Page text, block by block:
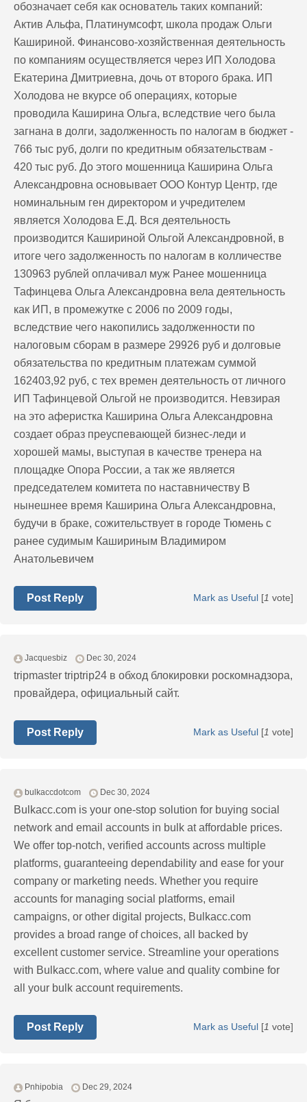
обозначает себя как основатель таких компаний:
Актив Альфа, Платинумсофт, школа продаж Ольги
Кашириной. Финансово-хозяйственная деятельность
по компаниям осуществляется через ИП Холодова
Екатерина Дмитриевна, дочь от второго брака. ИП
Холодова не вкурсе об операциях, которые
проводила Каширина Ольга, вследствие чего была
загнана в долги, задолженность по налогам в бюджет -
766 тыс руб, долги по кредитным обязательствам -
420 тыс руб. До этого мошенница Каширина Ольга
Александровна основывает ООО Контур Центр, где
номинальным ген директором и учредителем
является Холодова Е.Д. Вся деятельность
производится Кашириной Ольгой Александровной, в
итоге чего задолженность по налогам в колличестве
130963 рублей оплачивал муж Ранее мошенница
Тафинцева Ольга Александровна вела деятельность
как ИП, в промежутке с 2006 по 2009 годы,
вследствие чего накопились задолженности по
налоговым сборам в размере 29926 руб и долговые
обязательства по кредитным платежам суммой
162403,92 руб, с тех времен деятельность от личного
ИП Тафинцевой Ольгой не производится. Невзирая
на это аферистка Каширина Ольга Александровна
создает образ преуспевающей бизнес-леди и
хорошей мамы, выступая в качестве тренера на
площадке Опора России, а так же является
председателем комитета по наставничеству В
нынешнее время Каширина Ольга Александровна,
будучи в браке, сожительствует в городе Тюмень с
ранее судимым Кашириным Владимиром
Анатольевичем
Mark as Useful [1 vote]
Post Reply
Jacquesbiz Dec 30, 2024
tripmaster triptrip24 в обход блокировки роскомнадзора,
провайдера, официальный сайт.
Mark as Useful [1 vote]
Post Reply
bulkaccdotcom Dec 30, 2024
Bulkacc.com is your one-stop solution for buying social
network and email accounts in bulk at affordable prices.
We offer top-notch, verified accounts across multiple
platforms, guaranteeing dependability and ease for your
company or marketing needs. Whether you require
accounts for managing social platforms, email
campaigns, or other digital projects, Bulkacc.com
provides a broad range of choices, all backed by
excellent customer service. Streamline your operations
with Bulkacc.com, where value and quality combine for
all your bulk account requirements.
Mark as Useful [1 vote]
Post Reply
Pnhipobia Dec 29, 2024